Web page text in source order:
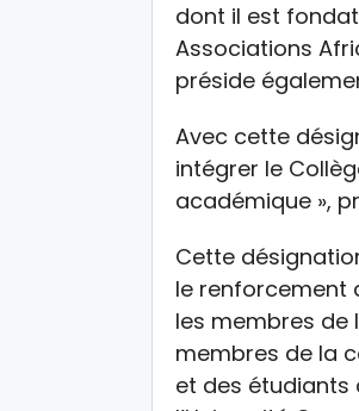
dont il est
Associations
préside
Avec cette
intégrer le
académique »,
Cette
le renforcement
les membres de
membres de la
et des